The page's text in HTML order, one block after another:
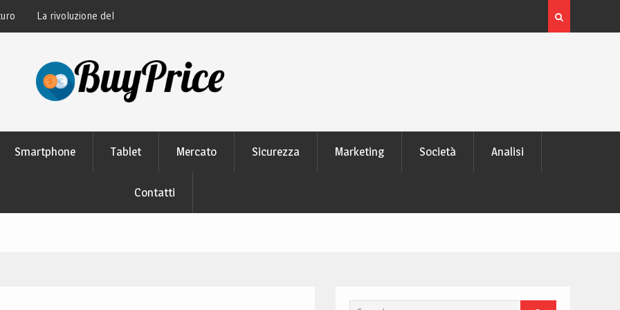
perché tutti lo
moderni
L’evoluzione delle schede video: dai pixel al Ray
moderno
Smartphone Tablet Mercato Sicurezza Marketing Società Analisi
Contatti